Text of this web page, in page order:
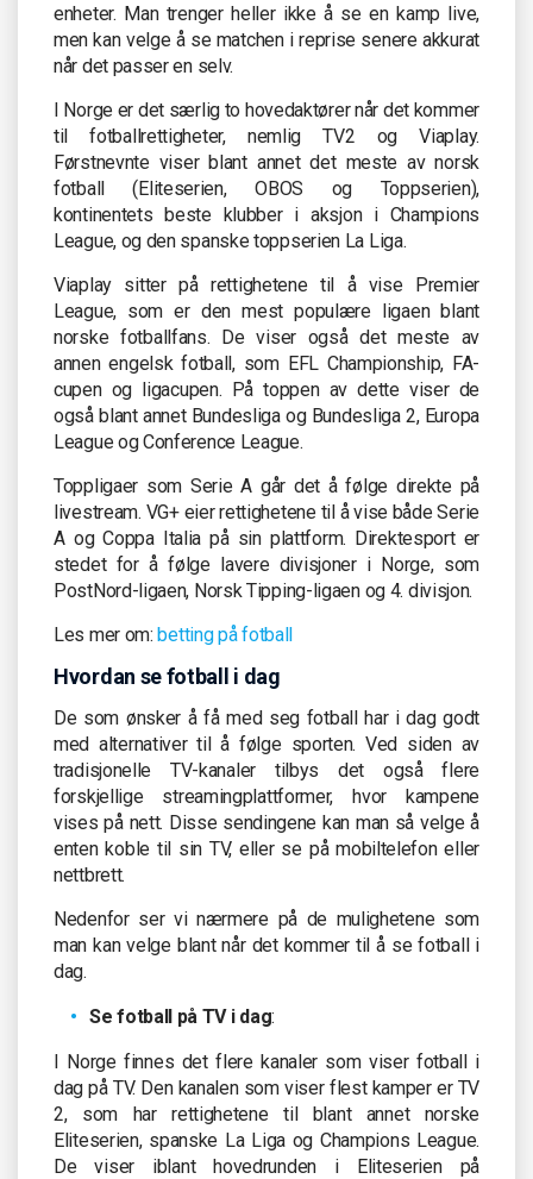
enheter. Man trenger heller ikke å se en kamp live,
men kan velge å se matchen i reprise senere akkurat
når det passer en selv.
I Norge er det særlig to hovedaktører når det kommer
til fotballrettigheter, nemlig TV2 og Viaplay.
Førstnevnte viser blant annet det meste av norsk
fotball (Eliteserien, OBOS og Toppserien),
kontinentets beste klubber i aksjon i Champions
League, og den spanske toppserien La Liga.
Viaplay sitter på rettighetene til å vise Premier
League, som er den mest populære ligaen blant
norske fotballfans. De viser også det meste av
annen engelsk fotball, som EFL Championship, FA-
cupen og ligacupen. På toppen av dette viser de
også blant annet Bundesliga og Bundesliga 2, Europa
League og Conference League.
Toppligaer som Serie A går det å følge direkte på
livestream. VG+ eier rettighetene til å vise både Serie
A og Coppa Italia på sin plattform. Direktesport er
stedet for å følge lavere divisjoner i Norge, som
PostNord-ligaen, Norsk Tipping-ligaen og 4. divisjon.
Les mer om:betting på fotball
Hvordan se fotball i dag
De som ønsker å få med seg fotball har i dag godt
med alternativer til å følge sporten. Ved siden av
tradisjonelle TV-kanaler tilbys det også flere
forskjellige streamingplattformer, hvor kampene
vises på nett. Disse sendingene kan man så velge å
enten koble til sin TV, eller se på mobiltelefon eller
nettbrett.
Nedenfor ser vi nærmere på de mulighetene som
man kan velge blant når det kommer til å se fotball i
dag.
Se fotball på TV i dag:
I Norge finnes det flere kanaler som viser fotball i
dag på TV. Den kanalen som viser flest kamper er TV
2, som har rettighetene til blant annet norske
Eliteserien, spanske La Liga og Champions League.
De viser iblant hovedrunden i Eliteserien på